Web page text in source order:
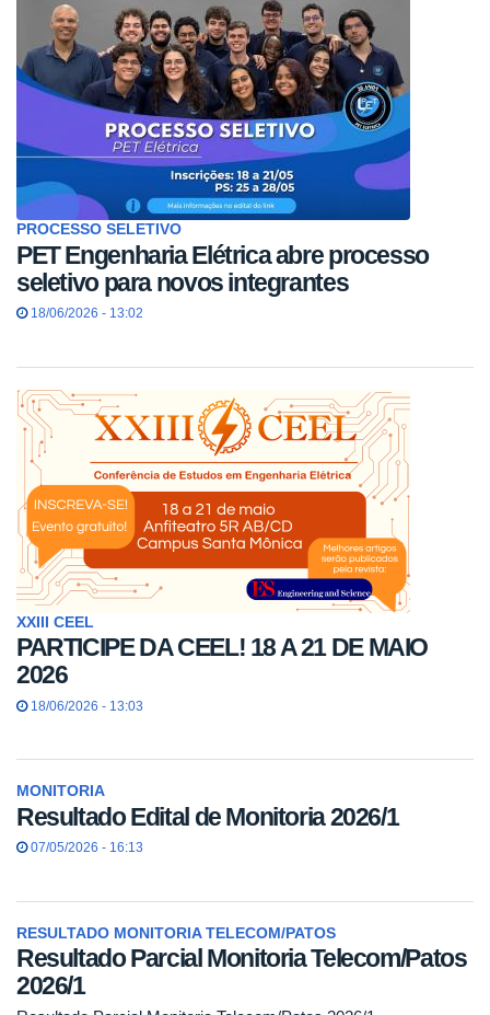
PROCESSO SELETIVO
PET Engenharia Elétrica abre processo
seletivo para novos integrantes
18/06/2026 - 13:02
XXIII CEEL
PARTICIPE DA CEEL! 18 A 21 DE MAIO
2026
18/06/2026 - 13:03
MONITORIA
Resultado Edital de Monitoria 2026/1
07/05/2026 - 16:13
RESULTADO MONITORIA TELECOM/PATOS
Resultado Parcial Monitoria Telecom/Patos
2026/1